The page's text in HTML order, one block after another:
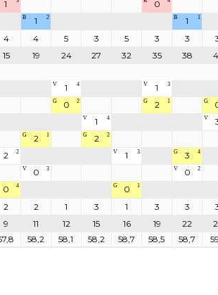
1 0
B 1 2 B 1 1
4 4 5 3 5 3 3
15 19 24 27 32 35 38
V 1 4 V 1 3
G 0 2 G 2 1 G
V 1 4 V
G 2 1 G 2 2
2 2 V 1 3 G 3 4
V 0 3 V 0 2
0 4 G 0 1
2 2 1 3 1 3 3
9 11 12 15 16 19 22
58,2 58,1 58,2 58,7 58,5 58,7